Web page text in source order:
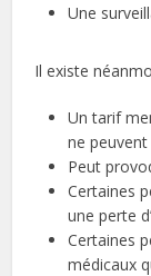
Une
Il existe
Un tarif
ne
Peut
Certaines
une perte
Certaines
médicaux